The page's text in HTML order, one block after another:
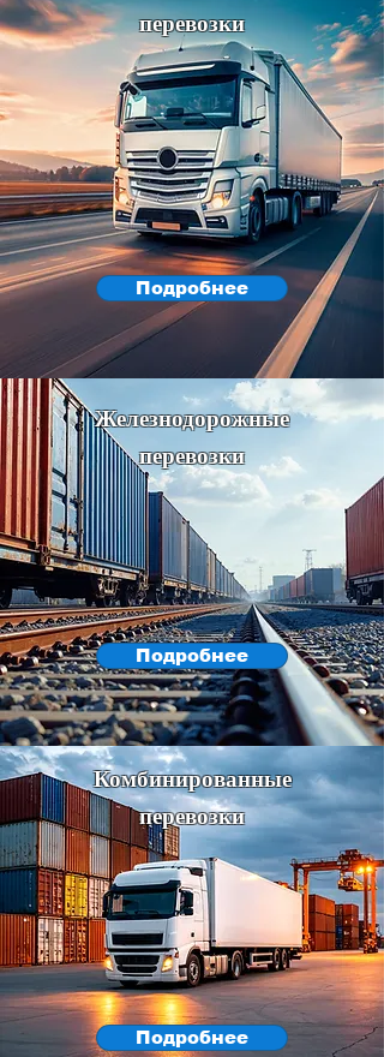
перевозки
Подробнее
Железнодорожные
перевозки
Подробнее
Комбинированные
перевозки
Подробнее